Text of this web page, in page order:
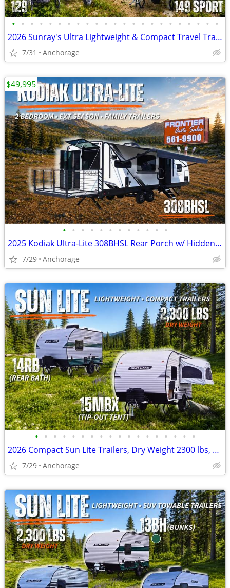
• • • • • • • • • • • • • • • • • • • • • • •
2026 Sunray's Ultra Lightweight & Compact Travel Trailers
7/31 Anchorage
• • • • • • • • • • • •
2025 Kodiak Ultra-Lite 308BHSL Rear Porch w/ Hidden Bunkroom
7/29 Anchorage
$49,995
• • • • • • • • • • • • • • • • • •
2026 Compact Sun Lite Trailers, Dry Weight 2300 lbs, SUV Towable
7/29 Anchorage